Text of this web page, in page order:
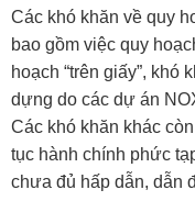
Các khó khăn về quy
bao gồm việc quy
hoạch “trên giấy”, khó
dựng do các dự án
Các khó khăn khác
tục hành chính phức
chưa đủ hấp dẫn, dẫn